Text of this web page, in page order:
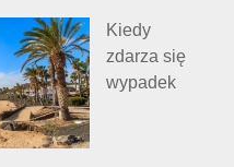
Kiedy
zdarza się
wypadek